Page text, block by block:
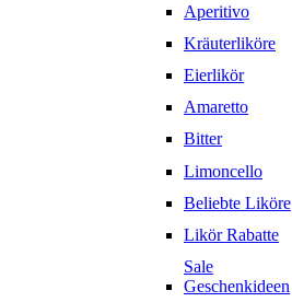
Aperitivo
Kräuterliköre
Eierlikör
Amaretto
Bitter
Limoncello
Beliebte Liköre
Likör Rabatte
Sale
Geschenkideen